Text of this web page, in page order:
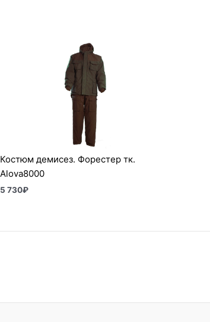
Костюм демисез. Форестер тк.
Alova8000
5 730₽